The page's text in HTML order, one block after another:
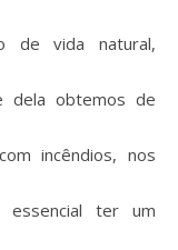
de vida natural,
dela obtemos de
incêndios, nos
ter um